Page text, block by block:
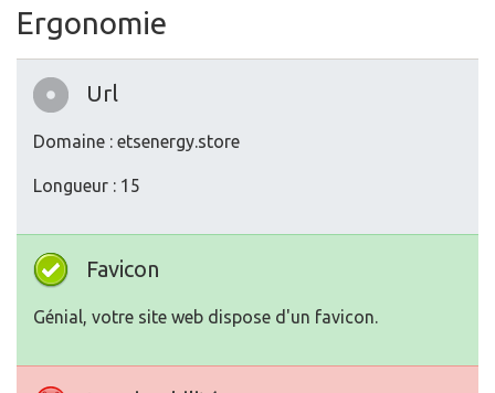
Ergonomie
Url
Domaine : etsenergy.store
Longueur : 15
Favicon
Génial, votre site web dispose d'un favicon.